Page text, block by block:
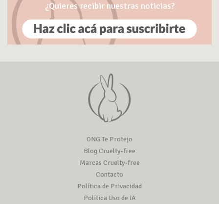
¿Quieres recibir nuestras noticias?
ONG Te Protejo
Blog Cruelty-free
Marcas Cruelty-free
Contacto
Política de Privacidad
Política Uso de IA